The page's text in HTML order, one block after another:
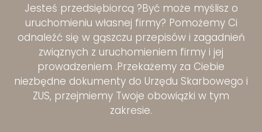
Jesteś przedsiębiorcą ?Być może myślisz o
uruchomieniu własnej firmy? Pomożemy Ci
odnaleźć się w gąszczu przepisów i zagadnień
związnych z uruchomieniem firmy i jej
prowadzeniem .Przekażemy za Ciebie
niezbędne dokumenty do Urzędu Skarbowego i
ZUS, przejmiemy Twoje obowiązki w tym
zakresie.